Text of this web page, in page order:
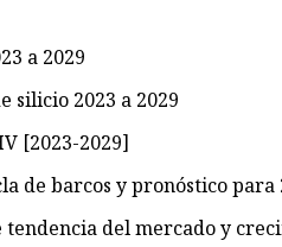
a 2029
silicio 2023 a 2029
[2023-2029]
de barcos y pronóstico para
del mercado y